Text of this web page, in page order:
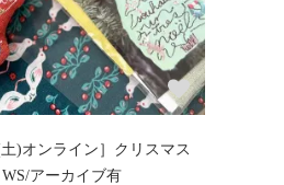
土)オンライン］クリスマス
アーカイブ有